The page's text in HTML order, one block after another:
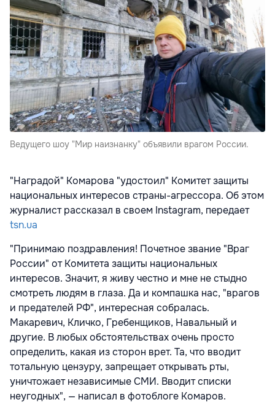
Ведущего шоу "Мир наизнанку" объявили врагом России.
"Наградой" Комарова "удостоил" Комитет защиты
национальных интересов страны-агрессора. Об этом
журналист рассказал в своем Instagram, передает
tsn.ua
"Принимаю поздравления! Почетное звание "Враг
России" от Комитета защиты национальных
интересов. Значит, я живу честно и мне не стыдно
смотреть людям в глаза. Да и компашка нас, "врагов
и предателей РФ", интересная собралась.
Макаревич, Кличко, Гребенщиков, Навальный и
другие. В любых обстоятельствах очень просто
определить, какая из сторон врет. Та, что вводит
тотальную цензуру, запрещает открывать рты,
уничтожает независимые СМИ. Вводит списки
неугодных", — написал в фотоблоге Комаров.